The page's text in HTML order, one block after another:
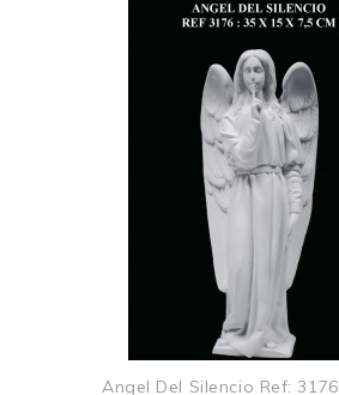
Angel Del Silencio Ref: 3176